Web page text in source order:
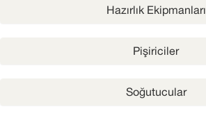
Hazırlık Ekipmanları
Pişiriciler
Soğutucular